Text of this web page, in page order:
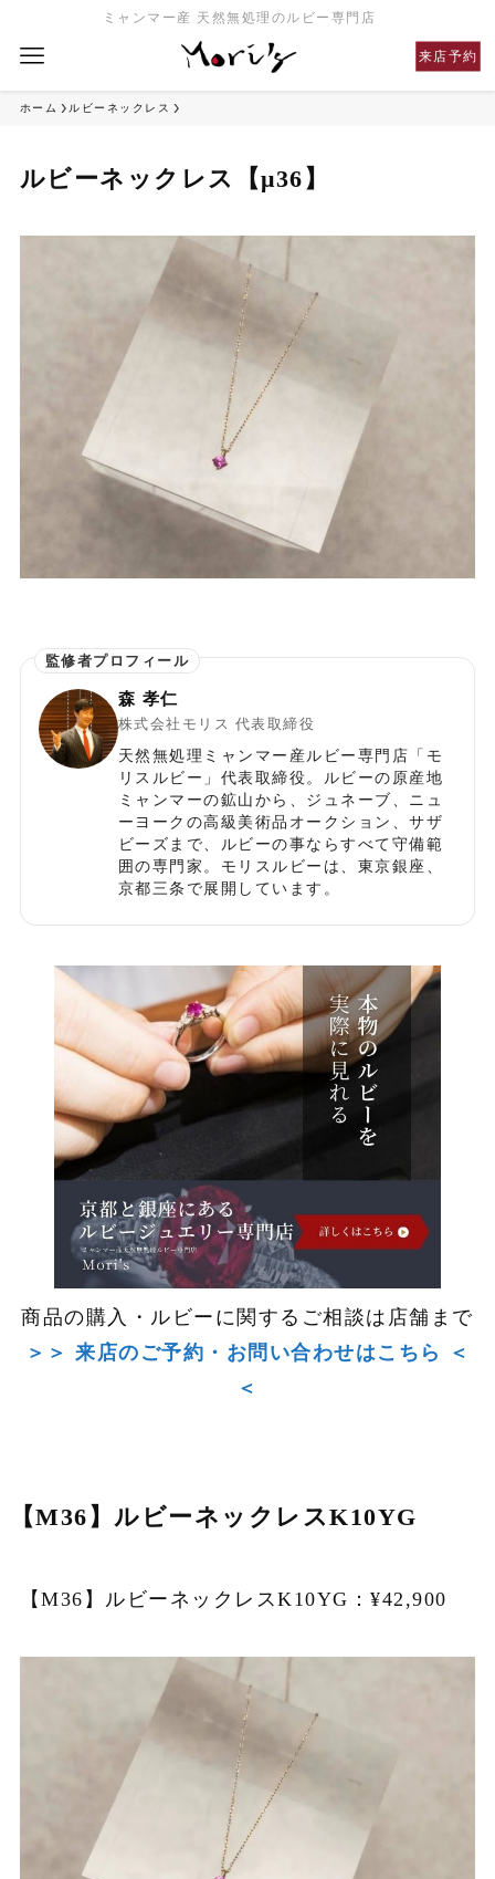
ミャンマー産 天然無処理のルビー専門店
来店予約
ホーム ルビーネックレス
ルビーネックレス【μ36】
森 孝仁
株式会社モリス 代表取締役
天然無処理ミャンマー産ルビー専門店「モ
リスルビー」代表取締役。ルビーの原産地
ミャンマーの鉱山から、ジュネーブ、ニュ
ーヨークの高級美術品オークション、サザ
ビーズまで、ルビーの事ならすべて守備範
囲の専門家。モリスルビーは、東京銀座、
京都三条で展開しています。
商品の購入・ルビーに関するご相談は店舗まで
＞＞ 来店のご予約・お問い合わせはこちら ＜
＜
【M36】ルビーネックレスK10YG
【M36】ルビーネックレスK10YG：¥42,900